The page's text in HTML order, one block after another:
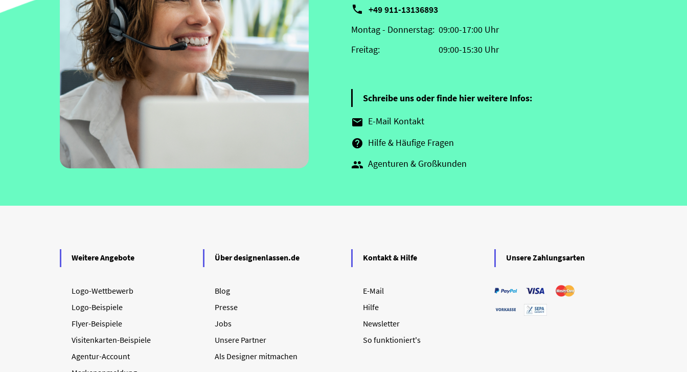
 +49 911-13136893
Montag - Donnerstag:
Freitag:
09:00-17:00 Uhr
09:00-15:30 Uhr
Schreibe uns oder finde hier weitere Infos:
 E-Mail Kontakt
 Hilfe & Häufige Fragen
 Agenturen & Großkunden
Weitere Angebote
Logo-Wettbewerb
Logo-Beispiele
Flyer-Beispiele
Visitenkarten-Beispiele
Agentur-Account
Über designenlassen.de
Blog
Presse
Jobs
Unsere Partner
Als Designer mitmachen
Kontakt & Hilfe
E-Mail
Hilfe
Newsletter
So funktioniert's
Unsere Zahlungsarten